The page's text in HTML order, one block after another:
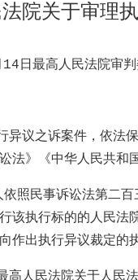
院关于审理
14 日最高人民法院审
异议之诉案件，依法
法》《中华人民共和
照民事诉讼法第二
该执行标的的人民法
作出执行异议裁定的
高人民法院关于人民